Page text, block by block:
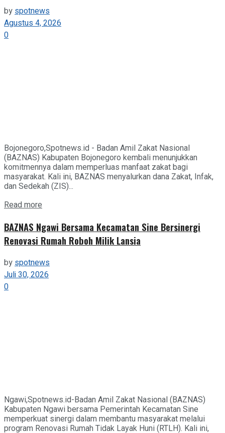
by spotnews
Agustus 4, 2026
0
Bojonegoro,Spotnews.id - Badan Amil Zakat Nasional
(BAZNAS) Kabupaten Bojonegoro kembali menunjukkan
komitmennya dalam memperluas manfaat zakat bagi
masyarakat. Kali ini, BAZNAS menyalurkan dana Zakat, Infak,
dan Sedekah (ZIS)...
Read more
BAZNAS Ngawi Bersama Kecamatan Sine Bersinergi
Renovasi Rumah Roboh Milik Lansia
byspotnews
Juli 30, 2026
0
Ngawi,Spotnews.id-Badan Amil Zakat Nasional (BAZNAS)
Kabupaten Ngawi bersama Pemerintah Kecamatan Sine
memperkuat sinergi dalam membantu masyarakat melalui
program Renovasi Rumah Tidak Layak Huni (RTLH). Kali ini,